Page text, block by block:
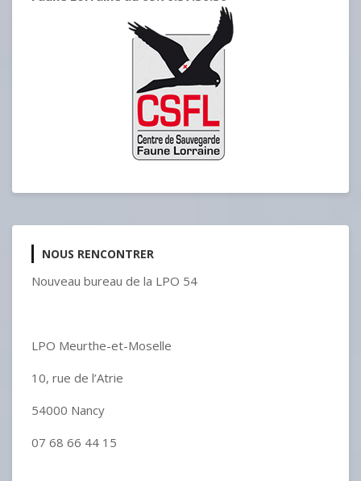
NOUS RENCONTRER
Nouveau bureau de la LPO 54
LPO Meurthe-et-Moselle
10, rue de l’Atrie
54000 Nancy
07 68 66 44 15